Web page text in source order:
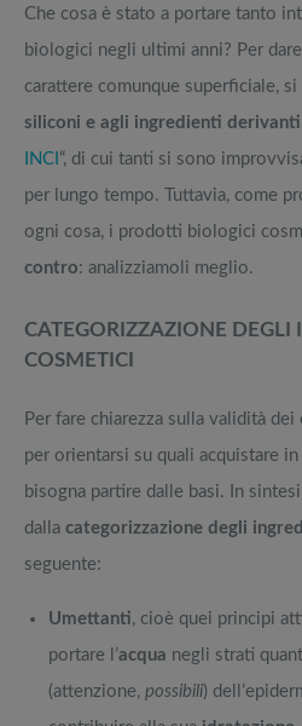
Che cosa è stato a portare tanto
biologici negli ultimi anni? Per
carattere comunque superficiale,
siliconi e agli ingredienti
INCI “, di cui tanti si sono
per lungo tempo. Tuttavia, come
ogni cosa, i prodotti biologici
contro: analizziamoli meglio.
CATEGORIZZAZIONE DEGLI
COSMETICI
Per fare chiarezza sulla validità
per orientarsi su quali acquistare in
bisogna partire dalle basi. In
dalla categorizzazione degli
seguente:
Umettanti, cioè quei principi
portare l’acqua negli strati
(attenzione, possibili)